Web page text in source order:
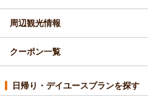
周辺観光情報
クーポン一覧
日帰り・デイユースプランを探す